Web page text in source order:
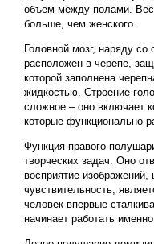
объем между полами. Вес
больше, чем женского.
Головной мозг, наряду
расположен в черепе,
которой заполнена
жидкостью. Строение
сложное – оно включает
которые функционально
Функция правого
творческих задач. Оно
восприятие изображений,
чувствительность,
человек впервые
начинает работать